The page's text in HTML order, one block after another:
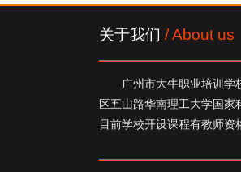
关于我们 / About us
广州市大牛职业培训
区五山路华南理工大学国家
目前学校开设课程有教师资